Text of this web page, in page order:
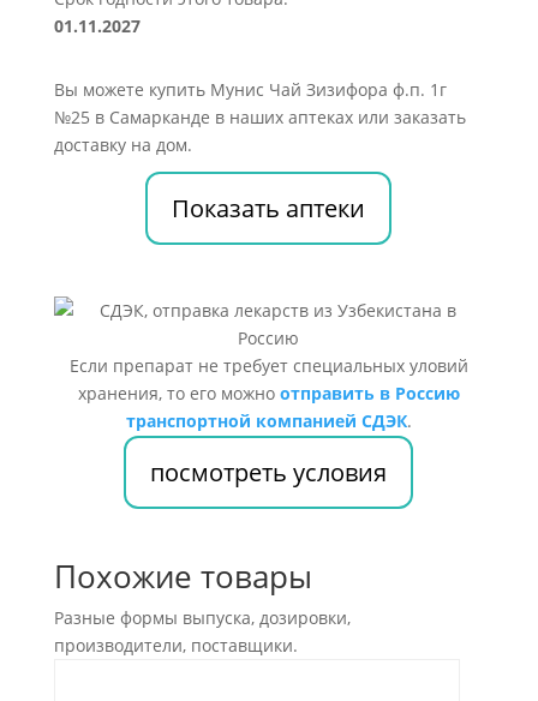
01.11.2027
Вы можете купить Мунис Чай Зизифора ф.п. 1г
№25 в Самарканде в наших аптеках или заказать
доставку на дом.
Показать аптеки
Если препарат не требует специальных уловий
хранения, то его можно отправить в Россию
транспортной компанией СДЭК.
посмотреть условия
Похожие товары
Разные формы выпуска, дозировки,
производители, поставщики.